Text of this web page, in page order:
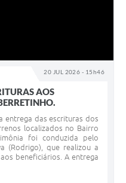
20 JUL 2026 - 15h46
AOS
entrega das escrituras dos
localizados no Bairro
foi conduzida pelo
(Rodrigo), que realizou a
beneficiários. A entrega